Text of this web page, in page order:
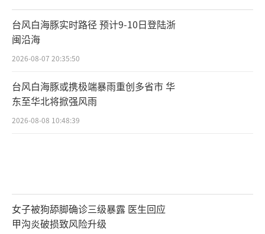
台风白海豚实时路径 预计9-10日登陆浙
闽沿海
2026-08-07 20:35:50
台风白海豚或携极端暴雨重创多省市 华
东至华北将掀强风雨
2026-08-08 10:48:39
女子被狗舔脚确诊三级暴露 医生回应
甲沟炎破损致风险升级